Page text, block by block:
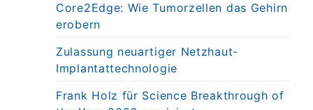
Core2Edge: Wie Tumorzellen das Gehirn
erobern
Zulassung neuartiger Netzhaut-
Implantattechnologie
Frank Holz für Science Breakthrough of